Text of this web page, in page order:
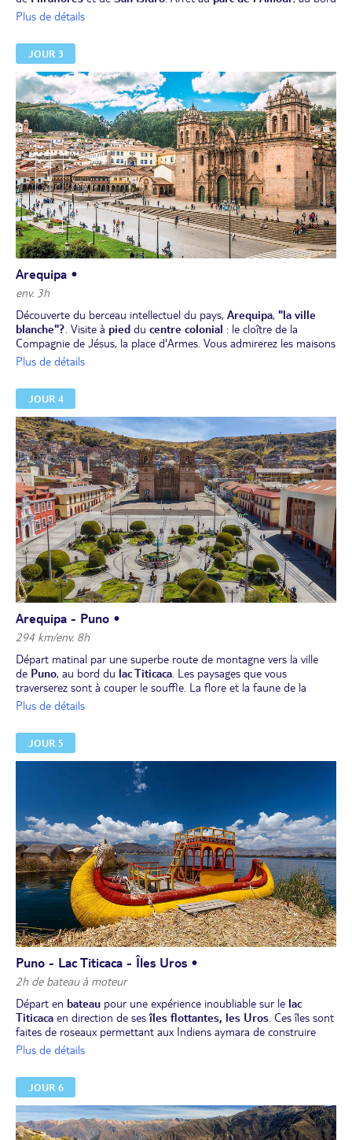
du Pacifique. Puis,
deux pas, lemonastère de Santo Domingo
Déjeuner dans un restaurant local et transfert à l'aéroport.
Envol pour la ville d'Arequipa. Accueil à l'aéroport.
Dîner et installation pour 2 nuits à votre hôtel.
Plus de détails
JOUR 3
Arequipa •
env. 3h
Découverte du berceau intellectuel du pays, Arequipa, "la ville
blanche"? . Visite à pied du centre colonial : le cloître de la
Compagnie de Jésus, la place d'Armes. Vous admirerez les maisons
seigneuriales préservées avec leurs superbes balcons coloniaux,
lecouvent de Santa Catalina
décors arabo-espagnols, sans oublier le quartier du Solar et l'église
de la Compagnie de Jésus, la plus ancienne d'Arequipa.
Déjeuner et temps libre pour découvrir les différents quartiers de
la ville et ses promenades coloniales.
Dîner et nuit à l'hôtel.
Plus de détails
JOUR 4
Arequipa - Puno •
294 km/env. 8h
Départ matinal par une superbe route de montagne vers la ville
de Puno, au bord du lac Titicaca. Les paysages que vous
traverserez sont à couper le souffle. La flore et la faune de la
cordillère vous surprendront.
Visite, en cours de route, du site de
traditions funéraires d'autrefois. Arrivée à Puno dans l'après-midi.
Dîner et installation pour 2 nuits à votre hôtel.
Plus de détails
JOUR 5
Puno - Lac Titicaca - Îles Uros •
2h de bateau à moteur
Départ en bateau pour une expérience inoubliable sur le lac
Titicaca en direction de sesîles flottantes, les Uros. Ces îles sont
faites de roseaux permettant aux Indiens aymara de construire
leurs villages flottants, où la vie paisible des habitants et les
découvrirez une vie en harmonie avec la nature dans un cadre
d'exception.
Déjeuner sur l'île.
Retour à Puno en cours d'après-midi.
Dîner et nuit à l'hôtel.
Plus de détails
JOUR 6